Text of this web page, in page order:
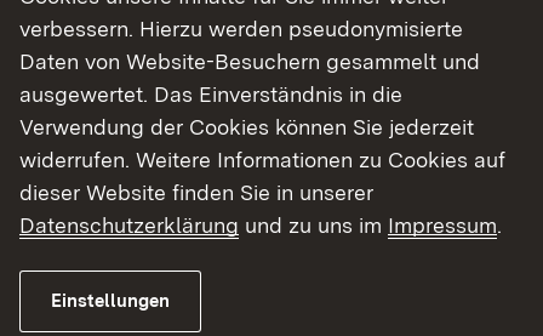
Prostituiertenschutz
Handwerksrecht
Preisrecht
Überwachungsbehörde
verbessern. Hierzu werden pseudonymisierte
Daten von Website-Besuchern gesammelt und
ausgewertet. Das Einverständnis in die
Verwendung der Cookies können Sie jederzeit
widerrufen. Weitere Informationen zu Cookies auf
dieser Website finden Sie in unserer
Datenschutzerklärung und zu uns im Impressum.
Einstellungen